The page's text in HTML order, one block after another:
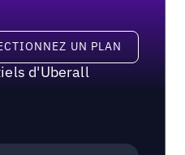
un plan UN PLAN
d'Uberall